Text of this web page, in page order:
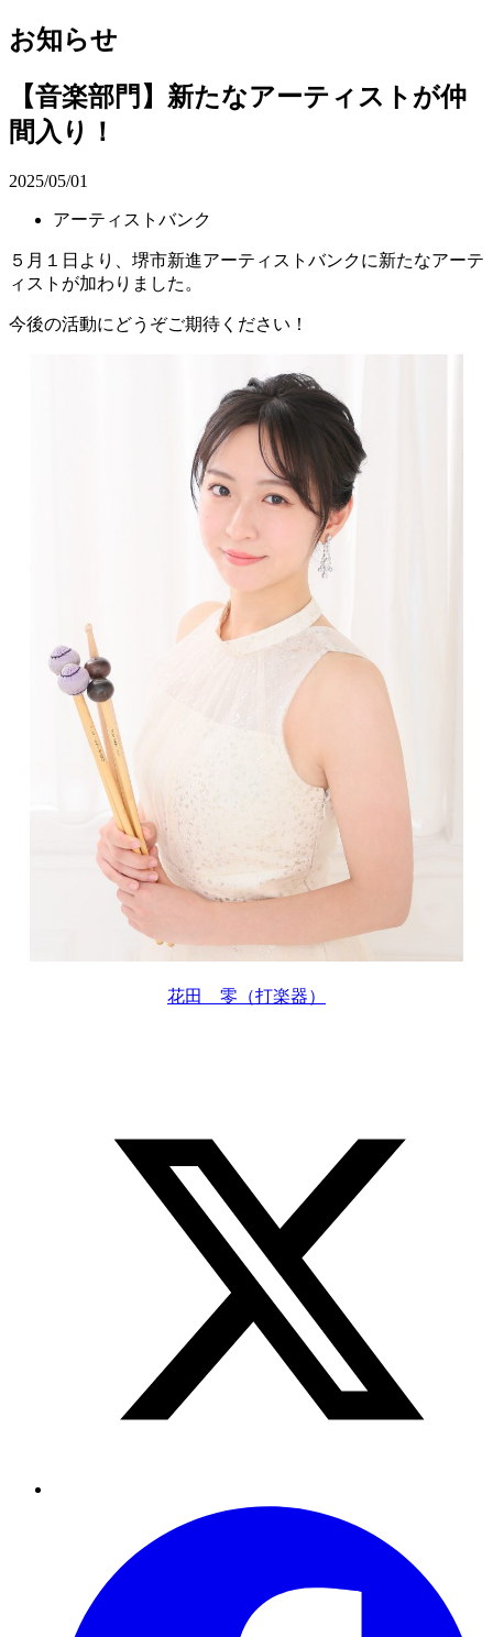
お知らせ
【音楽部門】新たなアーティストが仲
間入り！
2025/05/01
アーティストバンク
５月１日より、堺市新進アーティストバンクに新たなアーテ
ィストが加わりました。
今後の活動にどうぞご期待ください！
花田 零（打楽器）